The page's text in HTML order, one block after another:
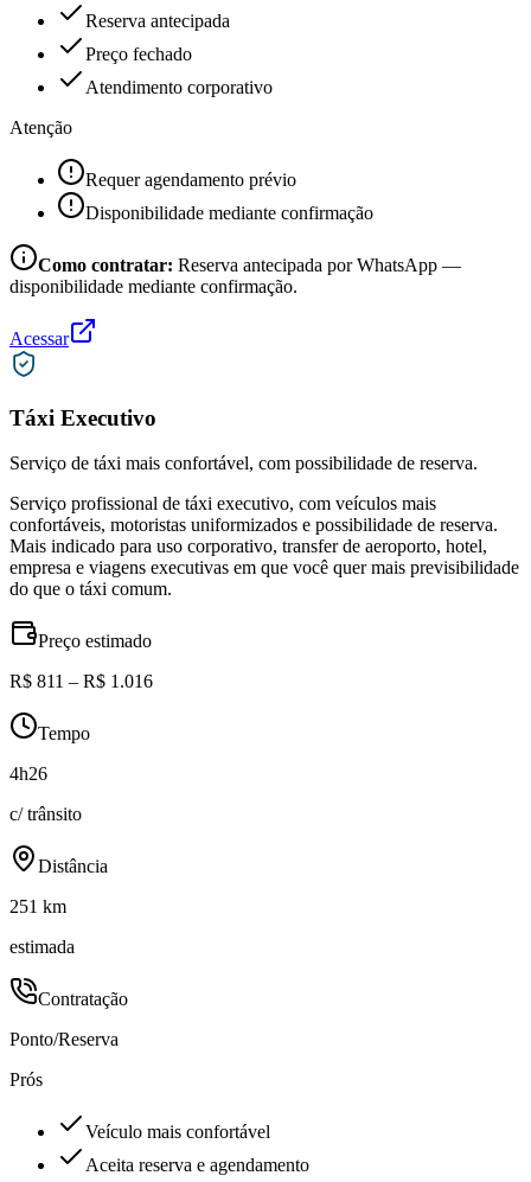
Reserva antecipada
Preço fechado
Atendimento corporativo
Atenção
Requer agendamento prévio
Disponibilidade mediante confirmação
Como contratar: Reserva antecipada por WhatsApp —
disponibilidade mediante confirmação.
Acessar
Táxi Executivo
Serviço de táxi mais confortável, com possibilidade de reserva.
Serviço profissional de táxi executivo, com veículos mais
confortáveis, motoristas uniformizados e possibilidade de reserva.
Mais indicado para uso corporativo, transfer de aeroporto, hotel,
empresa e viagens executivas em que você quer mais previsibilidade
do que o táxi comum.
Preço estimado
R$ 811 – R$ 1.016
Tempo
4h26
c/ trânsito
Distância
251 km
estimada
Contratação
Ponto/Reserva
Prós
Veículo mais confortável
Aceita reserva e agendamento